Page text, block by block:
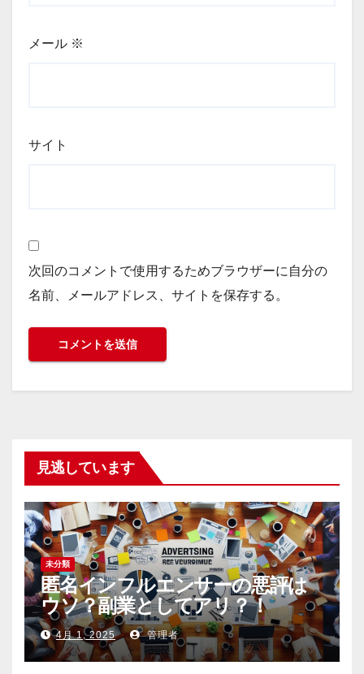
メール ※
サイト
次回のコメントで使用するためブラウザーに自分の
名前、メールアドレス、サイトを保存する。
見逃しています
未分類
匿名インフルエンサーの悪評は
ウソ？副業としてアリ？！
4月 1, 2025 管理者